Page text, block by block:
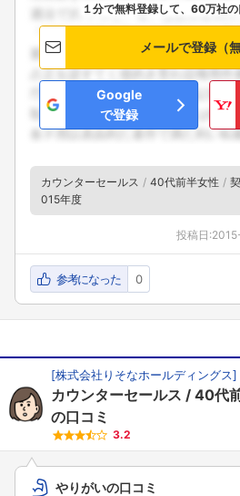
１分で無料登録して、60万社
メールで登録（無
Google
で登録
カウンターセールス 40代前半女性
015年度
投稿日:
参考になった 0
[株式会社りそなホールディングス]
カウンターセールス 40代
の口コミ
3.2
やりがいの口コミ